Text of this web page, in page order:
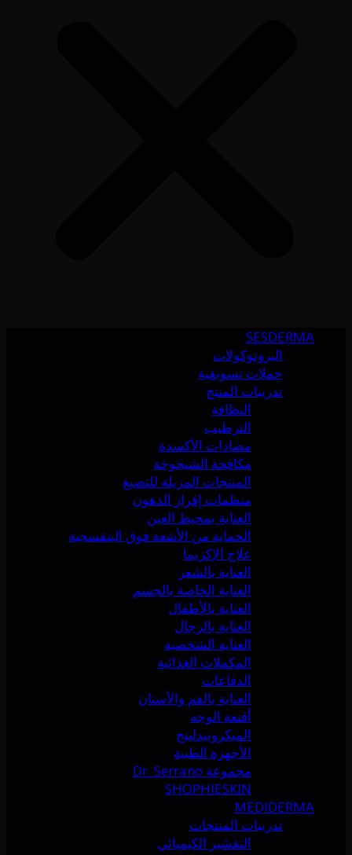
SESDERMA
البروتوكولات
حملات تسويقية
تدريبات المنتج
النظافة
الترطيب
مضادات الأكسدة
مكافحة الشيخوخة
المنتجات المزيلة للتصبغ
منظمات إفراز الدهون
العناية بمحيط العين
الحماية من الأشعة فوق البنفسجية
علاج الإكزيما
العناية بالشعر
العناية الخاصة بالجسم
العناية بالأطفال
العناية بالرجال
العناية الشخصية
المكملات الغذائية
الدفاعات
العناية بالفم والأسنان
أقنعة الوجه
الميكرونيدلينج
الأجهزة الطبية
مجموعة Dr. Serrano
SHOPHIESKIN
MEDIDERMA
تدريبات المنتجات
التقشير الكيميائي